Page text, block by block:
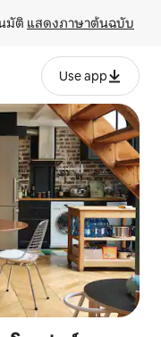
มัติ แสดงภาษาต้นฉบับ
Use app